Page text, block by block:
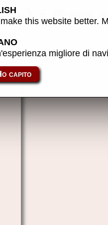
- Gioco
this website better.
migliore di